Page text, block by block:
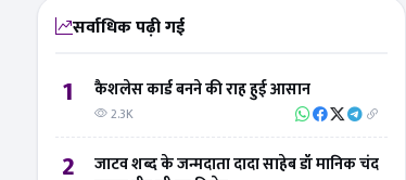
सर्वाधिक पढ़ी गई
1 कैशलेस कार्ड बनने की राह हुई आसान
2.3K
2
जाटव शब्द के जन्मदाता दादा साहेब डॉ मानिक चंद